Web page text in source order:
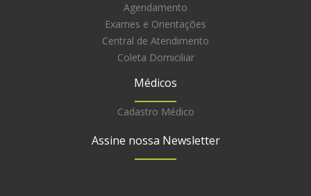
Agendamento
Exames e Orientações
Central de Atendimento
Coleta Domiciliar
Médicos
Cadastro Médico
Assine nossa Newsletter